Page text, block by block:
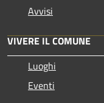
Avvisi
VIVERE IL COMUNE
Luoghi
Eventi